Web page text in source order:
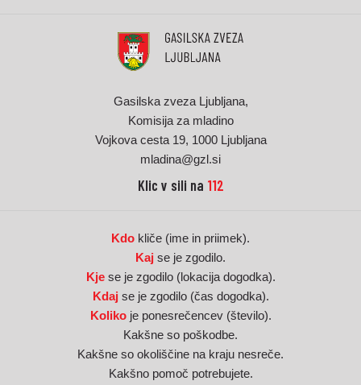
Gasilska zveza Ljubljana,
Komisija za mladino
Vojkova cesta 19, 1000 Ljubljana
mladina@gzl.si
Klic v sili na 112
Kdo kliče (ime in priimek).
Kaj se je zgodilo.
Kjese je zgodilo (lokacija dogodka).
Kdaj se je zgodilo (čas dogodka).
Kolikoje ponesrečencev (število).
Kakšne so poškodbe.
Kakšne so okoliščine na kraju nesreče.
Kakšno pomoč potrebujete.